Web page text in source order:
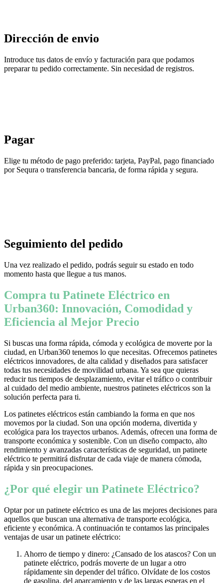
Dirección de envio
Introduce tus datos de envío y facturación para que podamos
preparar tu pedido correctamente. Sin necesidad de registros.
Pagar
Elige tu método de pago preferido: tarjeta, PayPal, pago financiado
por Sequra o transferencia bancaria, de forma rápida y segura.
Seguimiento del pedido
Una vez realizado el pedido, podrás seguir su estado en todo
momento hasta que llegue a tus manos.
Compra tu Patinete Eléctrico en
Urban360: Innovación, Comodidad y
Eficiencia al Mejor Precio
Si buscas una forma rápida, cómoda y ecológica de moverte por la
ciudad, en Urban360 tenemos lo que necesitas. Ofrecemos patinetes
eléctricos innovadores, de alta calidad y diseñados para satisfacer
todas tus necesidades de movilidad urbana. Ya sea que quieras
reducir tus tiempos de desplazamiento, evitar el tráfico o contribuir
al cuidado del medio ambiente, nuestros patinetes eléctricos son la
solución perfecta para ti.
Los patinetes eléctricos están cambiando la forma en que nos
movemos por la ciudad. Son una opción moderna, divertida y
ecológica para los trayectos urbanos. Además, ofrecen una forma de
transporte económica y sostenible. Con un diseño compacto, alto
rendimiento y avanzadas características de seguridad, un patinete
eléctrico te permitirá disfrutar de cada viaje de manera cómoda,
rápida y sin preocupaciones.
¿Por qué elegir un Patinete Eléctrico?
Optar por un patinete eléctrico es una de las mejores decisiones para
aquellos que buscan una alternativa de transporte ecológica,
eficiente y económica. A continuación te contamos las principales
ventajas de usar un patinete eléctrico:
Ahorro de tiempo y dinero: ¿Cansado de los atascos? Con un
patinete eléctrico, podrás moverte de un lugar a otro
rápidamente sin depender del tráfico. Olvídate de los costos
de gasolina, del aparcamiento y de las largas esperas en el